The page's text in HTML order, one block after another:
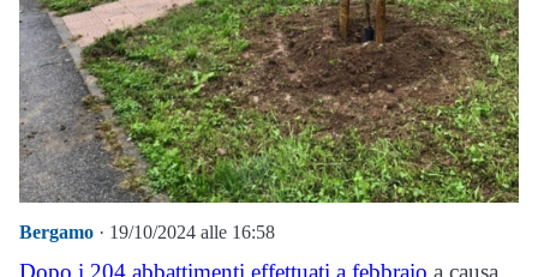
Bergamo · 19/10/2024 alle 16:58
Dopo i 204 abbattimenti effettuati a febbraio a causa